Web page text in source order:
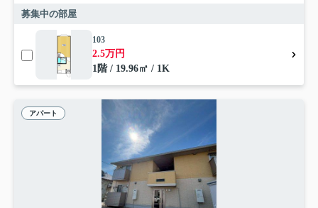
募集中の部屋
103
2.5万円
1階 / 19.96㎡ / 1K
アパート